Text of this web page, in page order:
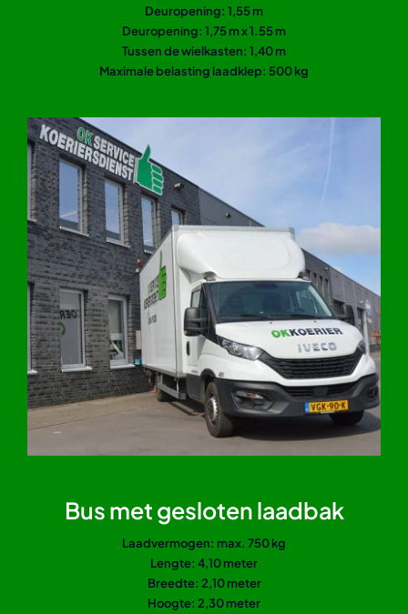
Deuropening: 1,55 m
Deuropening: 1,75 m x 1.55 m
Tussen de wielkasten: 1,40 m
Maximale belasting laadklep: 500 kg
Bus met gesloten laadbak
Laadvermogen: max. 750 kg
Lengte: 4,10 meter
Breedte: 2,10 meter
Hoogte: 2,30 meter